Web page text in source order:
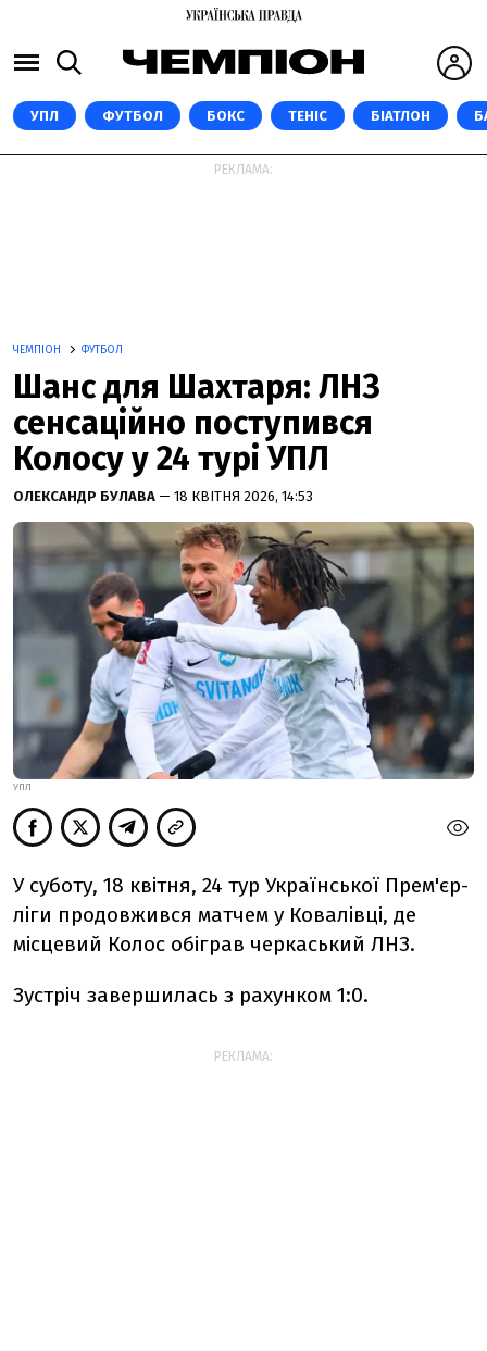
УПЛ ФУТБОЛ БОКС ТЕНІС БІАТЛОН
РЕКЛАМА:
ЧЕМПІОН ФУТБОЛ
Шанс для Шахтаря: ЛНЗ
сенсаційно поступився
Колосу у 24 турі УПЛ
ОЛЕКСАНДР БУЛАВА — 18 КВІТНЯ 2026, 14:53
УПЛ
У суботу, 18 квітня, 24 тур Української Прем'єр-
ліги продовжився матчем у Ковалівці, де
місцевий Колос обіграв черкаський ЛНЗ.
Зустріч завершилась з рахунком 1:0.
РЕКЛАМА: